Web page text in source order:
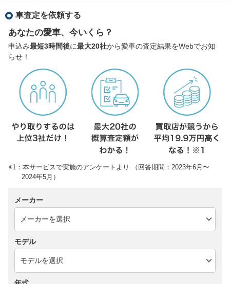
車査定を依頼する
あなたの愛車、今いくら？
申込み最短3時間後に最大20社から愛車の査定結果をWebでお知
らせ！
※1：本サービスで実施のアンケートより （回答期間：2023年6月〜
2024年5月）
メーカー
モデル